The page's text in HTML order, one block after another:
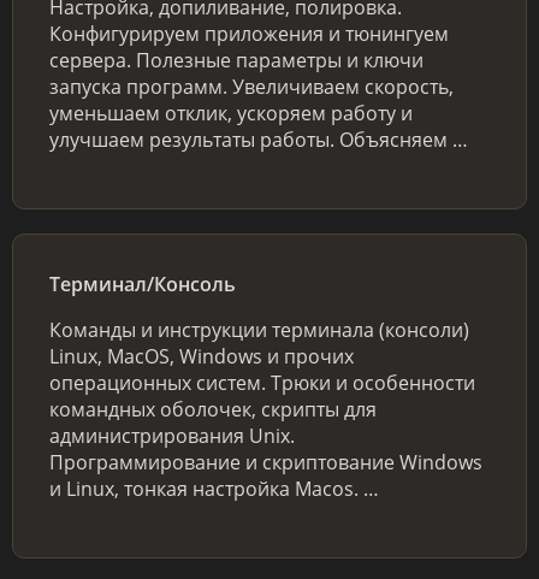
Настройка, допиливание, полировка.
Конфигурируем приложения и тюнингуем
сервера. Полезные параметры и ключи
запуска программ. Увеличиваем скорость,
уменьшаем отклик, ускоряем работу и
улучшаем результаты работы. Объясняем …
Терминал/Консоль
Команды и инструкции терминала (консоли)
Linux, MacOS, Windows и прочих
операционных систем. Трюки и особенности
командных оболочек, скрипты для
администрирования Unix.
Программирование и скриптование Windows
и Linux, тонкая настройка Macos. …